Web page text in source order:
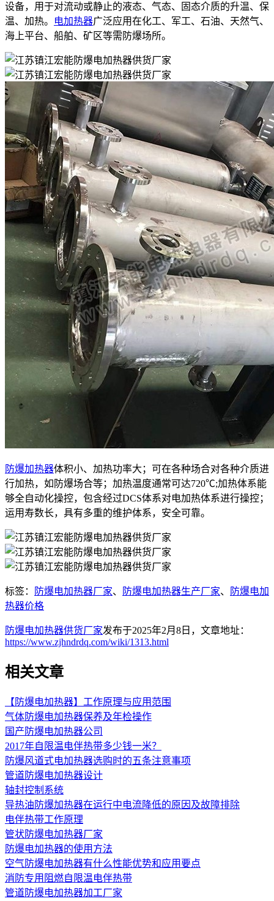
设备，用于对流动或静止的液态、气态、固态介质的升温、保
温、加热。
电加热器广泛应用在化工、军工、石油、天然气、
海上平台、船舶、矿区等需防爆场所。
防爆加热器体积小、加热功率大；可在各种场合对各种介质进
行加热，如防爆场合等；加热温度通常可达720℃;加热体系能
够全自动化操控，包含经过DCS体系对电加热体系进行操控；
运用寿数长，具有多重的维护体系，安全可靠。
标签： 防爆电加热器厂家、 防爆电加热器生产厂家、
防爆电加
热器价格
防爆电加热器供货厂家发布于2025年2月8日，文章地址：
https://www.zjhndrdq.com/wiki/1313.html
相关文章
【防爆电加热器】工作原理与应用范围
气体防爆电加热器保养及年检操作
国产防爆电加热器公司
2017年自限温电伴热带多少钱一米？
防爆风道式电加热器选购时的五条注意事项
管道防爆电加热器设计
轴封控制系统
导热油防爆加热器在运行中电流降低的原因及故障排除
电伴热带工作原理
管状防爆电加热器厂家
防爆电加热器的使用方法
空气防爆电加热器有什么性能优势和应用要点
消防专用阻燃自限温电伴热带
管道防爆电加热器加工厂家